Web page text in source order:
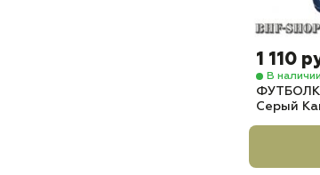
1 110
В наличии
Серый